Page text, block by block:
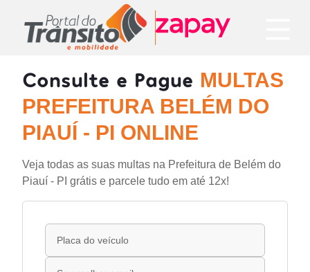
Consulte e Pague MULTAS
PREFEITURA BELÉM DO
PIAUÍ - PI ONLINE
Veja todas as suas multas na Prefeitura de Belém do
Piauí - PI grátis e parcele tudo em até 12x!